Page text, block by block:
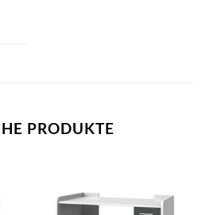
PRODUKTE